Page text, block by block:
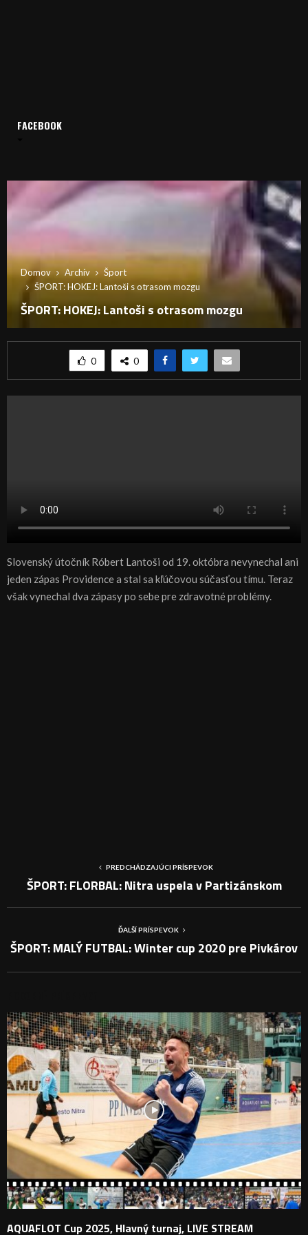
Domov Archív
Šport
ŠPORT: HOKEJ: Lantoši s otrasom mozgu
ŠPORT: HOKEJ: Lantoši s otrasom mozgu
0 0
Slovenský útočník Róbert Lantoši od 19. októbra nevynechal ani
jeden zápas Providence a stal sa kľúčovou súčasťou tímu. Teraz
však vynechal dva zápasy po sebe pre zdravotné problémy.
PREDCHÁDZAJÚCI PRÍSPEVOK
ŠPORT: FLORBAL: Nitra uspela v Partizánskom
ĎALŠÍ PRÍSPEVOK
ŠPORT: MALÝ FUTBAL: Winter cup 2020 pre Pivkárov
AQUAFLOT Cup 2025, Hlavný turnaj, LIVE STREAM
FACEBOOK